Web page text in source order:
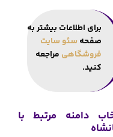
برای اطلاعات بیشتر به
صفحه سئو سایت
فروشگاهی مراجعه
کنید.
دامنه مرتبط با